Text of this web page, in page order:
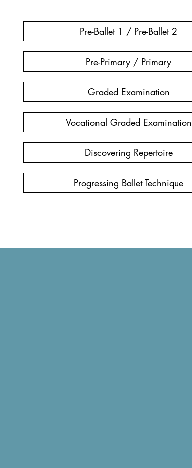
Pre-Ballet 1 / Pre-Ballet 2
Pre-Primary / Primary
Graded Examination
Vocational Graded Examination
Discovering Repertoire
Progressing Ballet Technique